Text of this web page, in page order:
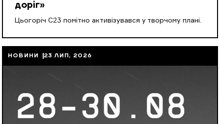
доріг»
Цьогоріч С23 помітно активізувався у творчому плані.
НОВИНИ 23 ЛИП, 2026